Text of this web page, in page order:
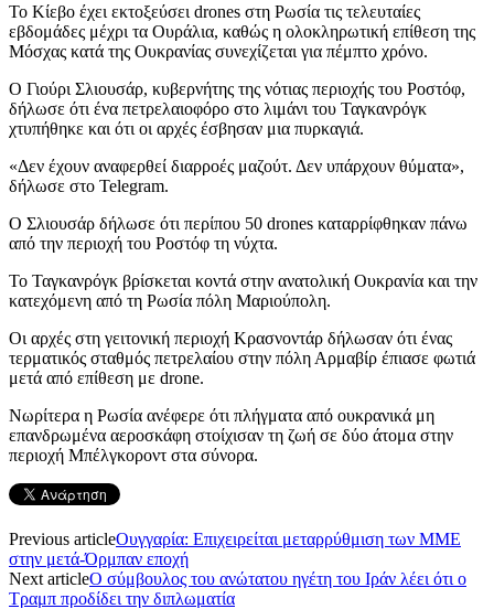
Το Κίεβο έχει εκτοξεύσει drones στη Ρωσία τις τελευταίες
εβδομάδες μέχρι τα Ουράλια, καθώς η ολοκληρωτική επίθεση της
Μόσχας κατά της Ουκρανίας συνεχίζεται για πέμπτο χρόνο.
Ο Γιούρι Σλιουσάρ, κυβερνήτης της νότιας περιοχής του Ροστόφ,
δήλωσε ότι ένα πετρελαιοφόρο στο λιμάνι του Ταγκανρόγκ
χτυπήθηκε και ότι οι αρχές έσβησαν μια πυρκαγιά.
«Δεν έχουν αναφερθεί διαρροές μαζούτ. Δεν υπάρχουν θύματα»,
δήλωσε στο Telegram.
Ο Σλιουσάρ δήλωσε ότι περίπου 50 drones καταρρίφθηκαν πάνω
από την περιοχή του Ροστόφ τη νύχτα.
Το Ταγκανρόγκ βρίσκεται κοντά στην ανατολική Ουκρανία και την
κατεχόμενη από τη Ρωσία πόλη Μαριούπολη.
Οι αρχές στη γειτονική περιοχή Κρασνοντάρ δήλωσαν ότι ένας
τερματικός σταθμός πετρελαίου στην πόλη Αρμαβίρ έπιασε φωτιά
μετά από επίθεση με drone.
Νωρίτερα η Ρωσία ανέφερε ότι πλήγματα από ουκρανικά μη
επανδρωμένα αεροσκάφη στοίχισαν τη ζωή σε δύο άτομα στην
περιοχή Μπέλγκοροντ στα σύνορα.
Previous articleΟυγγαρία: Επιχειρείται μεταρρύθμιση των ΜΜΕ
στην μετά-Όρμπαν εποχή
Next articleΟ σύμβουλος του ανώτατου ηγέτη του Ιράν λέει ότι ο
Τραμπ προδίδει την διπλωματία